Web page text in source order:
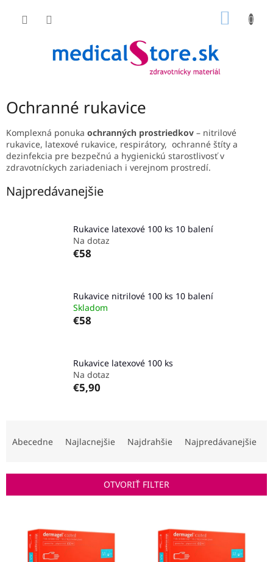
Ochranné rukavice
Komplexná ponuka ochranných prostriedkov – nitrilové
rukavice, latexové rukavice, respirátory, ochranné štíty a
dezinfekcia pre bezpečnú a hygienickú starostlivosť v
zdravotníckych zariadeniach i verejnom prostredí.
Najpredávanejšie
Rukavice latexové 100 ks 10 balení
Na dotaz
€58
Rukavice nitrilové 100 ks 10 balení
Skladom
€58
Rukavice latexové 100 ks
Na dotaz
€5,90
i
Abecedne Najlacnejšie Najdrahšie Najpredávanejšie
OTVORIŤ FILTER